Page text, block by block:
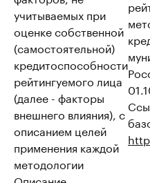
учитываемых при
оценке собственной
(самостоятельной)
кредитоспособности
рейтингуемого лица
(далее - факторы
внешнего влияния), с
описанием целей
применения каждой
методологии